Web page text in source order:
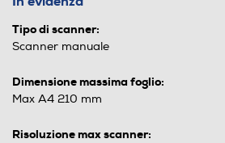
Tipo di scanner:
Scanner manuale
Dimensione massima foglio:
Max A4 210 mm
Risoluzione max scanner: